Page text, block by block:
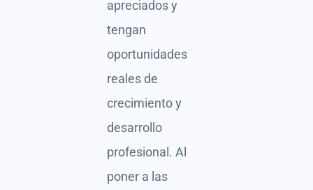
apreciados y
tengan
oportunidades
reales de
crecimiento y
desarrollo
profesional. Al
poner a las